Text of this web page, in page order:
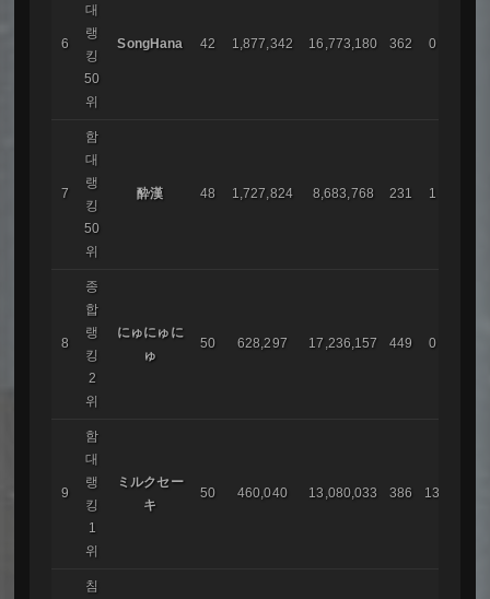
6
대
랭
킹
50
위
SongHana 42 1,877,342 16,773,180 362 0
7
함
대
랭
킹
50
위
酔漢 48 1,727,824 8,683,768 231 1
8
종
합
랭
킹
2
위
にゅにゅに
ゅ
50 628,297 17,236,157 449 0
9
함
대
랭
킹
1
위
ミルクセー
キ
50 460,040 13,080,033 386 13
침